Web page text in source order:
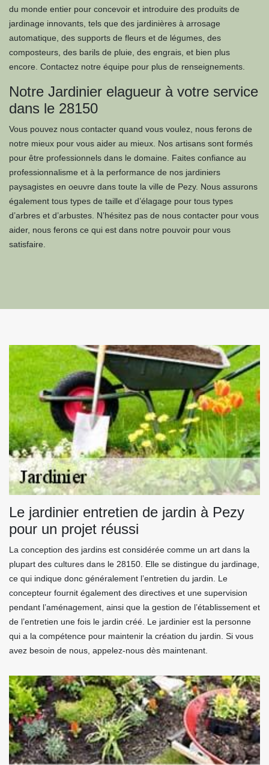
du monde entier pour concevoir et introduire des produits de
jardinage innovants, tels que des jardinières à arrosage
automatique, des supports de fleurs et de légumes, des
composteurs, des barils de pluie, des engrais, et bien plus
encore. Contactez notre équipe pour plus de renseignements.
Notre Jardinier elagueur à votre service
dans le 28150
Vous pouvez nous contacter quand vous voulez, nous ferons de
notre mieux pour vous aider au mieux. Nos artisans sont formés
pour être professionnels dans le domaine. Faites confiance au
professionnalisme et à la performance de nos jardiniers
paysagistes en oeuvre dans toute la ville de Pezy. Nous assurons
également tous types de taille et d’élagage pour tous types
d’arbres et d’arbustes. N’hésitez pas de nous contacter pour vous
aider, nous ferons ce qui est dans notre pouvoir pour vous
satisfaire.
Le jardinier entretien de jardin à Pezy
pour un projet réussi
La conception des jardins est considérée comme un art dans la
plupart des cultures dans le 28150. Elle se distingue du jardinage,
ce qui indique donc généralement l’entretien du jardin. Le
concepteur fournit également des directives et une supervision
pendant l’aménagement, ainsi que la gestion de l’établissement et
de l’entretien une fois le jardin créé. Le jardinier est la personne
qui a la compétence pour maintenir la création du jardin. Si vous
avez besoin de nous, appelez-nous dès maintenant.